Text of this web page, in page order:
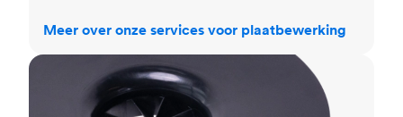
Meer over onze services voor plaatbewerking
Spuitgieten